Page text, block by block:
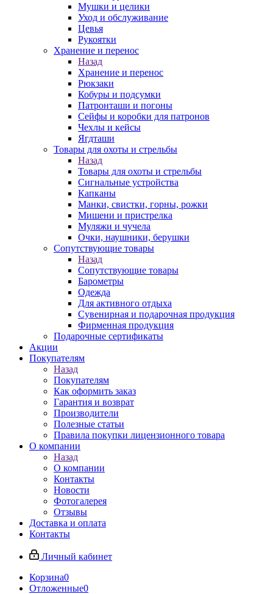
Мушки и целики
Уход и обслуживание
Цевья
Рукоятки
Хранение и перенос
Назад
Хранение и перенос
Рюкзаки
Кобуры и подсумки
Патронташи и погоны
Сейфы и коробки для патронов
Чехлы и кейсы
Ягдташи
Товары для охоты и стрельбы
Назад
Товары для охоты и стрельбы
Сигнальные устройства
Капканы
Манки, свистки, горны, рожки
Мишени и пристрелка
Муляжи и чучела
Очки, наушники, берушки
Сопутствующие товары
Назад
Сопутствующие товары
Барометры
Одежда
Для активного отдыха
Сувенирная и подарочная продукция
Фирменная продукция
Подарочные сертификаты
Акции
Покупателям
Назад
Покупателям
Как оформить заказ
Гарантия и возврат
Производители
Полезные статьи
Правила покупки лицензионного товара
О компании
Назад
О компании
Контакты
Новости
Фотогалерея
Отзывы
Доставка и оплата
Контакты
Личный кабинет
Корзина0
Отложенные0